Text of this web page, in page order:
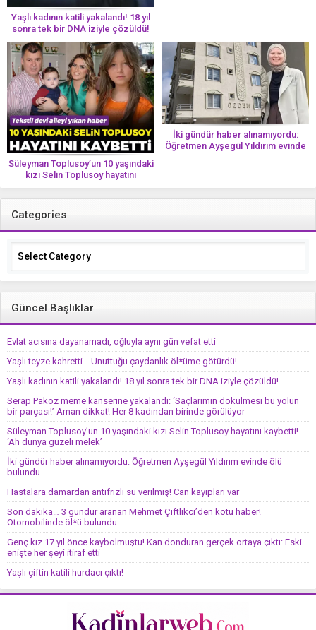
Yaşlı kadının katili yakalandı! 18 yıl
sonra tek bir DNA iziyle çözüldü!
Süleyman Toplusoy’un 10 yaşındaki
kızı Selin Toplusoy hayatını
kaybetti! ‘Ah dünya güzeli melek’
İki gündür haber alınamıyordu:
Öğretmen Ayşegül Yıldırım evinde
Categories
Categories
Güncel Başlıklar
Evlat acısına dayanamadı, oğluyla aynı gün vefat etti
Yaşlı teyze kahretti… Unuttuğu çaydanlık öl*üme götürdü!
Yaşlı kadının katili yakalandı! 18 yıl sonra tek bir DNA iziyle çözüldü!
Serap Paköz meme kanserine yakalandı: ‘Saçlarımın dökülmesi bu yolun
bir parçası!’ Aman dikkat! Her 8 kadından birinde görülüyor
Süleyman Toplusoy’un 10 yaşındaki kızı Selin Toplusoy hayatını kaybetti!
‘Ah dünya güzeli melek’
İki gündür haber alınamıyordu: Öğretmen Ayşegül Yıldırım evinde ölü
bulundu
Hastalara damardan antifrizli su verilmiş! Can kayıpları var
Son dakika… 3 gündür aranan Mehmet Çiftlikci’den kötü haber!
Otomobilinde öl*ü bulundu
Genç kız 17 yıl önce kaybolmuştu! Kan donduran gerçek ortaya çıktı: Eski
enişte her şeyi itiraf etti
Yaşlı çiftin katili hurdacı çıktı!